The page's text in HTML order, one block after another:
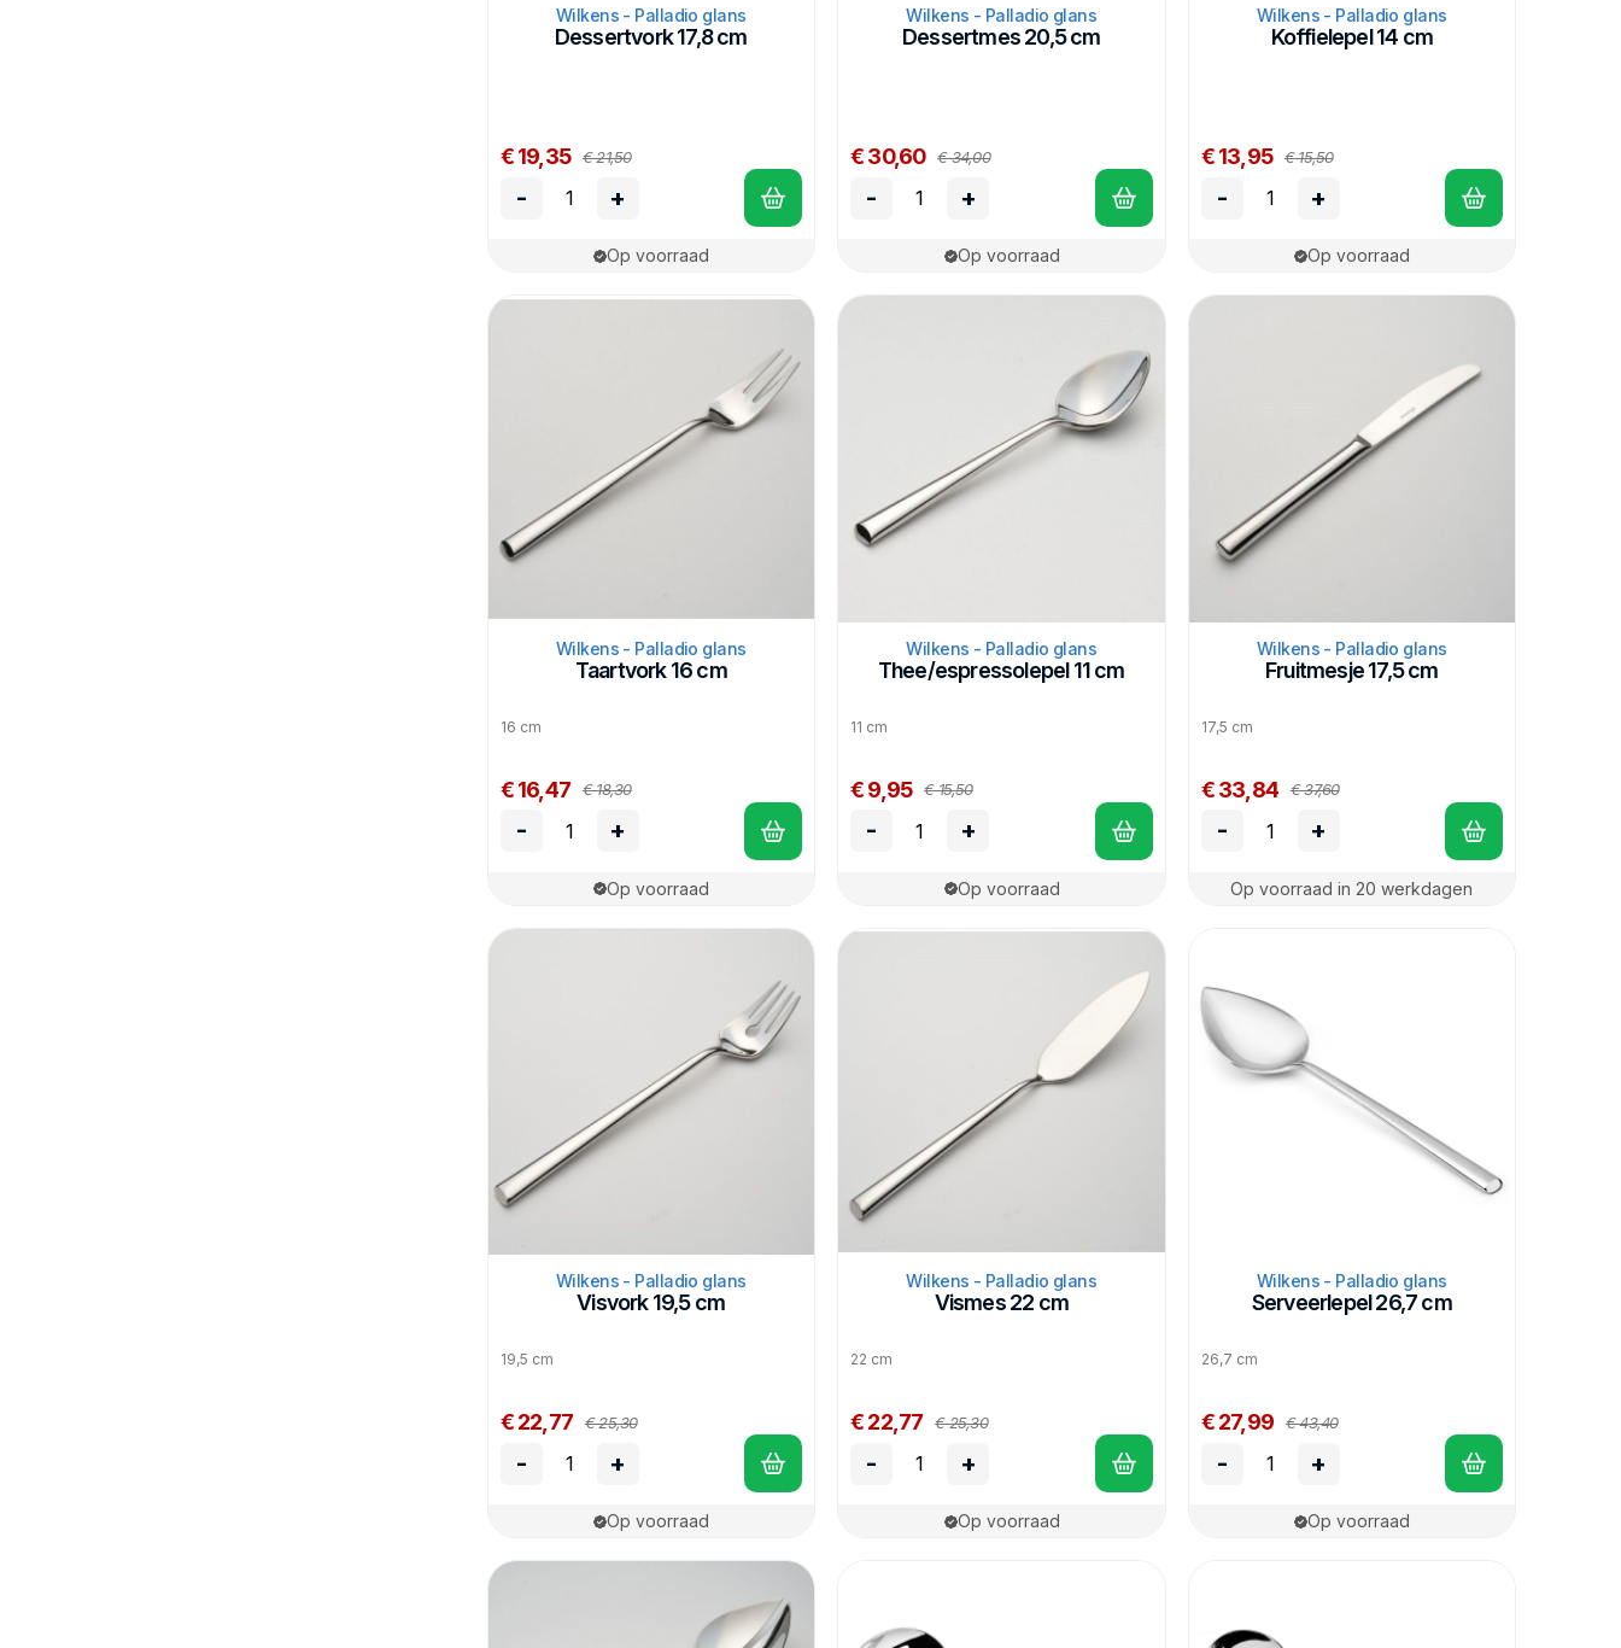
Wilkens - Palladio glans
Dessertvork 17,8 cm
€ 19,35 € 21,50
- +
Op voorraad
Wilkens - Palladio glans
Dessertmes 20,5 cm
€ 30,60 € 34,00
- +
Op voorraad
Wilkens - Palladio glans
Koffielepel 14 cm
€ 13,95 € 15,50
- +
Op voorraad
Wilkens - Palladio glans
Taartvork 16 cm
16 cm
€ 16,47 € 18,30
- +
Op voorraad
Wilkens - Palladio glans
Thee/espressolepel 11 cm
11 cm
€ 9,95 € 15,50
- +
Op voorraad
Wilkens - Palladio glans
Fruitmesje 17,5 cm
17,5 cm
€ 33,84 € 37,60
- +
Op voorraad in 20 werkdagen
Wilkens - Palladio glans
Visvork 19,5 cm
19,5 cm
€ 22,77 € 25,30
- +
Op voorraad
Wilkens - Palladio glans
Vismes 22 cm
22 cm
€ 22,77 € 25,30
- +
Op voorraad
Wilkens - Palladio glans
Serveerlepel 26,7 cm
26,7 cm
€ 27,99 € 43,40
- +
Op voorraad